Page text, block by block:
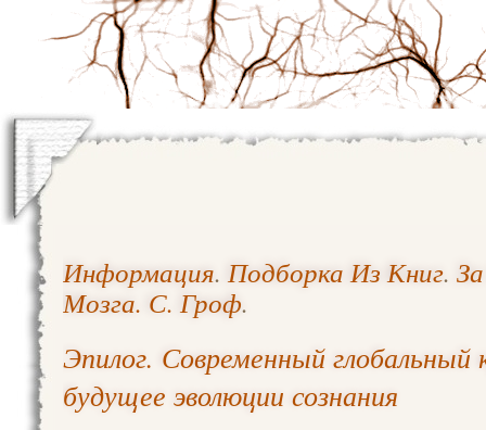
Информация.Подборка Из Книг.
Мозга. С. Гроф.
Эпилог. Современный глобальный
будущее эволюции сознания